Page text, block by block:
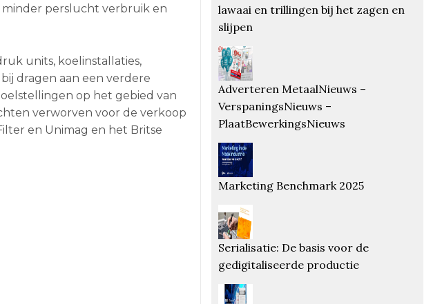
minder perslucht verbruik en
units, koelinstallaties,
dragen aan een verdere
op het gebied van
verworven voor de verkoop
en Unimag en het Britse
lawaai en trillingen bij het zagen en
slijpen
Adverteren MetaalNieuws –
VerspaningsNieuws –
PlaatBewerkingsNieuws
Marketing Benchmark 2025
Serialisatie: De basis voor de
gedigitaliseerde productie